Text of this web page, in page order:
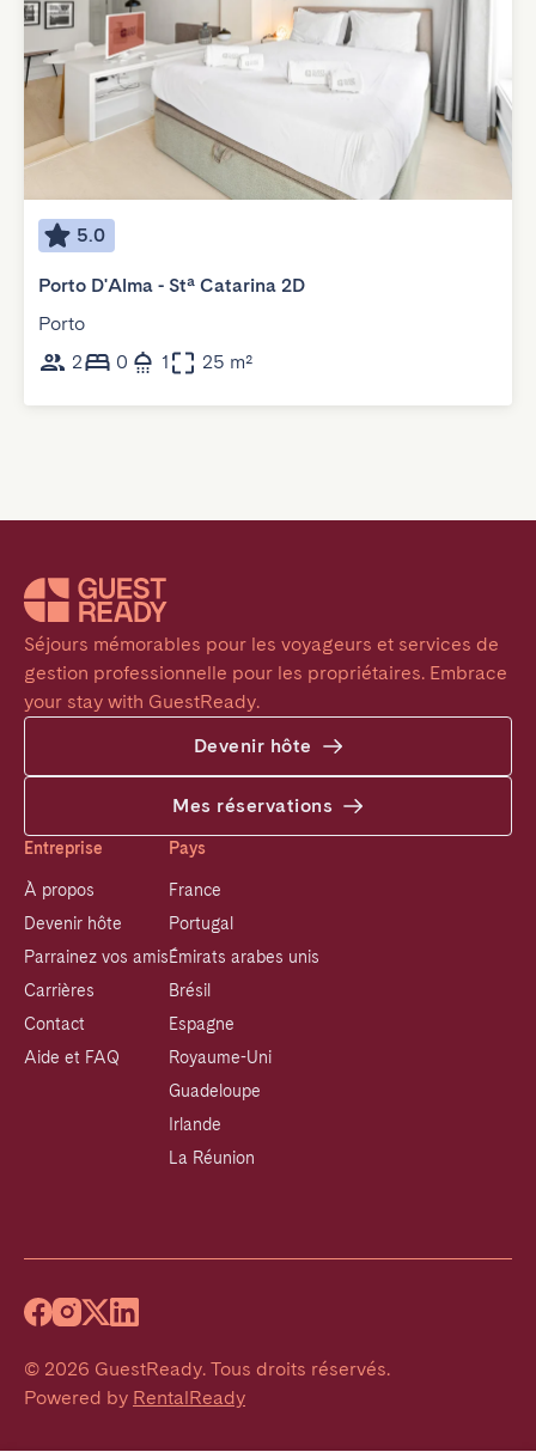
5.0
Porto D'Alma - Stª Catarina 2D
Porto
2
0 1 25 m²
Séjours mémorables pour les voyageurs et services de
gestion professionnelle pour les propriétaires. Embrace
your stay with GuestReady.
Devenir hôte
Mes réservations
Entreprise
À propos
Devenir hôte
Parrainez vos amis
Carrières
Contact
Aide et FAQ
Pays
France
Portugal
Émirats arabes unis
Brésil
Espagne
Royaume-Uni
Guadeloupe
Irlande
La Réunion
© 2026 GuestReady. Tous droits réservés.
Powered by RentalReady